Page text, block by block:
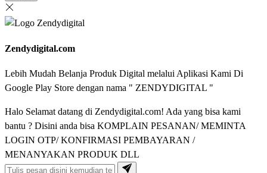
Zendydigital.com
Lebih Mudah Belanja Produk Digital melalui Aplikasi Kami Di
Google Play Store dengan nama " ZENDYDIGITAL "
Halo Selamat datang di Zendydigital.com! Ada yang bisa kami
bantu ? Disini anda bisa KOMPLAIN PESANAN/ MEMINTA
LOGIN OTP/ KONFIRMASI PEMBAYARAN /
MENANYAKAN PRODUK DLL